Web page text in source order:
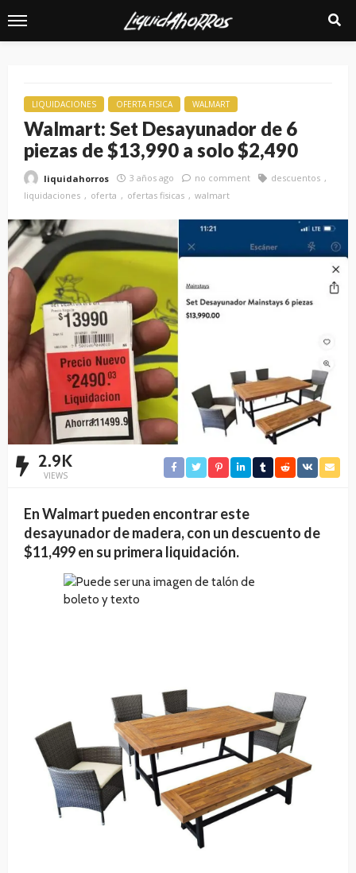
LIQUIDACIONES OFERTA FISICA WALMART
Walmart: Set Desayunador de 6
piezas de $13,990 a solo $2,490
liquidahorros 3 años ago no comment
descuentos
liquidaciones
oferta ofertas fisicas walmart
2.9K
VIEWS
En Walmart pueden encontrar este
desayunador de madera, con un descuento de
$11,499en su primera liquidación.